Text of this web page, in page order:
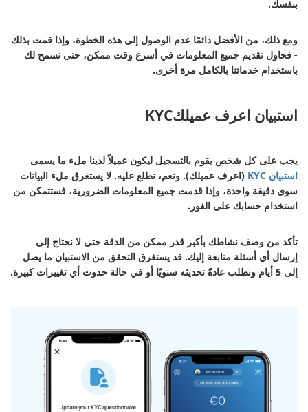
بنفسك.
ومع ذلك، من الأفضل دائمًا عدم الوصول إلى هذه الخطوة، وإذا قمت بذلك
- فحاول تقديم جميع المعلومات في أسرع وقت ممكن، حتى نسمح لك
باستخدام خدماتنا بالكامل مرة أخرى.
استبيان اعرف عميلكKYC
يجب على كل شخص يقوم بالتسجيل ليكون عميلاً لدينا ملء ما يسمى
استبيان KYC
(اعرف عميلك). ونعم، نطلع عليه. لا يستغرق ملء البيانات
سوى دقيقة واحدة، وإذا قدمت جميع المعلومات الضرورية، فستتمكن من
استخدام حسابك على الفور.
تأكد من وصف نشاطك بأكبر قدر ممكن من الدقة حتى لا نحتاج إلى
إرسال أي أسئلة متابعة إليك. قد يستغرق التحقق من الاستبيان ما يصل
إلى 5 أيام ونطلب عادةً تحديثه سنويًا أو في حالة حدوث أي تغييرات كبيرة.